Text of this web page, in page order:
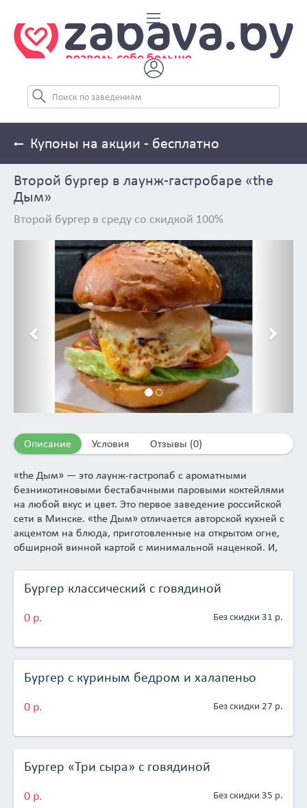
Купоны на акции - бесплатно
Второй бургер в лаунж-гастробаре «the
Дым»
Второй бургер в среду со скидкой 100%
Previous
Описание Условия Отзывы (0)
«the Дым» — это лаунж-гастропаб с ароматными
безникотиновыми бестабачными паровыми коктейлями
на любой вкус и цвет. Это первое заведение российской
сети в Минске. «the Дым» отличается авторской кухней с
акцентом на блюда, приготовленные на открытом огне,
обширной винной картой с минимальной наценкой. И,
вернуться, тем более, что расположено заведение удобно,
рядом со станцией метро «Михалово».
Бургер классический с говядиной
0 р. Без скидки 31 р.
Бургер с куриным бедром и халапеньо
0 р. Без скидки 27 р.
Бургер «Три сыра» с говядиной
0 р. Без скидки 35 р.